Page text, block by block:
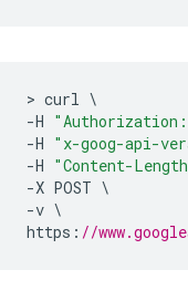
> curl \
-H "Authorization:
-H "x-goog-api-
-H "Content-
-X POST \
-v \
https : //